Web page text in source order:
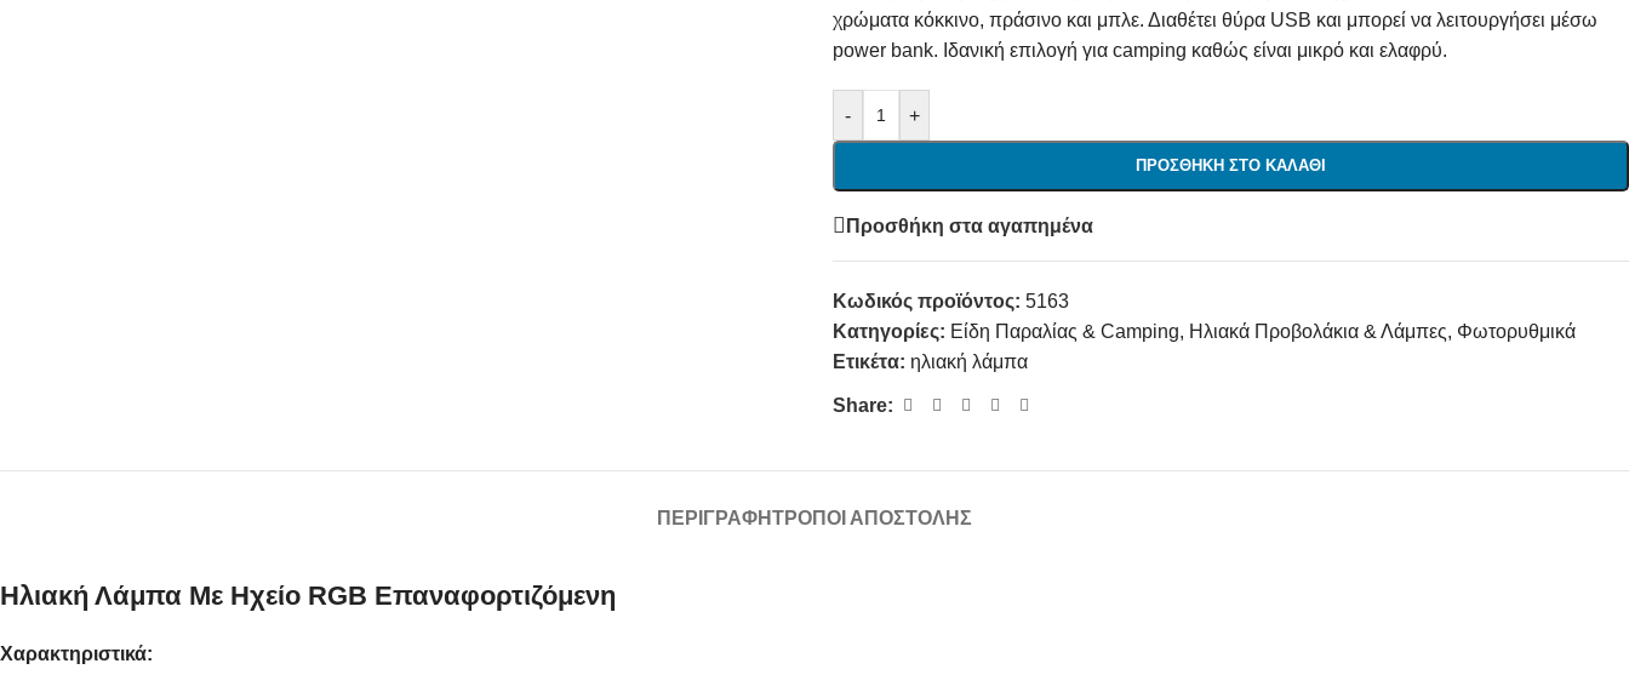
χρώματα κόκκινο, πράσινο και μπλε. Διαθέτει θύρα USB και μπορεί να λειτουργήσει μέσω
power bank. Ιδανική επιλογή για camping καθώς είναι μικρό και ελαφρύ.
- +
ΠΡΟΣΘΉΚΗ ΣΤΟ ΚΑΛΆΘΙ
Προσθήκη στα αγαπημένα
Κωδικός προϊόντος: 5163
Κατηγορίες: Είδη Παραλίας & Camping, Ηλιακά Προβολάκια & Λάμπες, Φωτορυθμικά
Ετικέτα: ηλιακή λάμπα
Share:
ΠΕΡΙΓΡΑΦΉΤΡΌΠΟΙ ΑΠΟΣΤΟΛΉΣ
Ηλιακή Λάμπα Με Ηχείο RGB Επαναφορτιζόμενη
Χαρακτηριστικά: